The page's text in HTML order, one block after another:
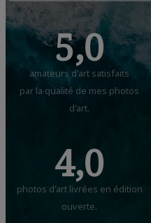
5,0
amateurs d'art satisfaits
par la qualité de mes photos
d'art.
4,0
photos d'art livrées en édition
ouverte.